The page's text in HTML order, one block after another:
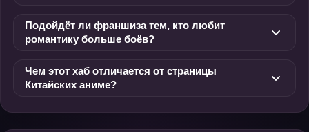
Подойдёт ли франшиза тем, кто любит
романтику больше боёв?
Чем этот хаб отличается от страницы
Китайских аниме?